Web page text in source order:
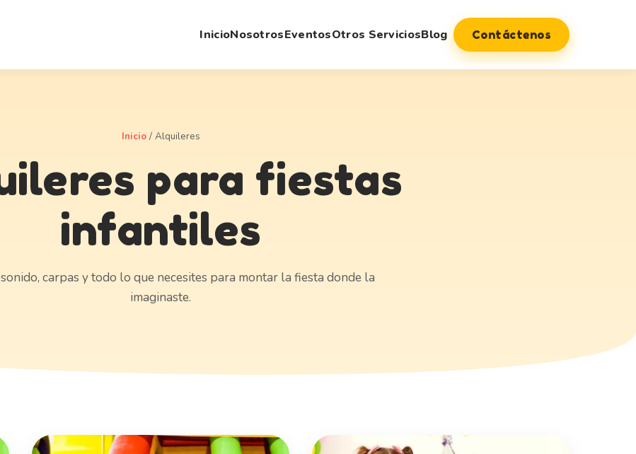
InicioNosotrosEventosOtros ServiciosBlog Contáctenos
Inicio/ Alquileres
para fiestas
infantiles
carpas y todo lo que necesites para montar la fiesta donde la
imaginaste.